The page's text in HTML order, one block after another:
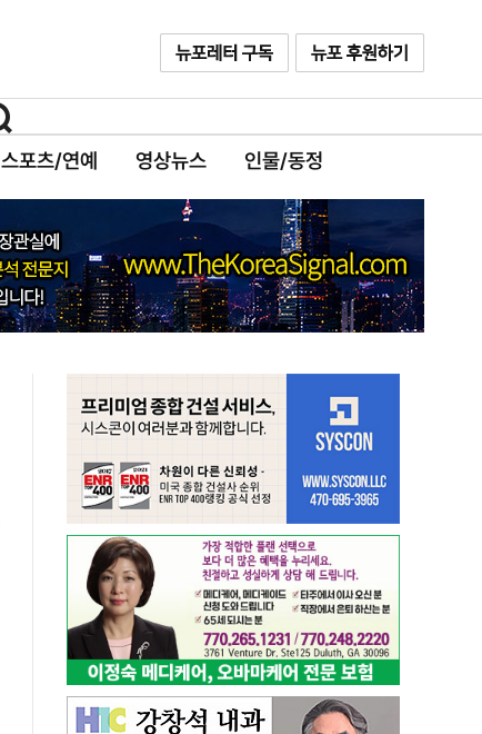
스포츠/연예 영상뉴스 인물/동정